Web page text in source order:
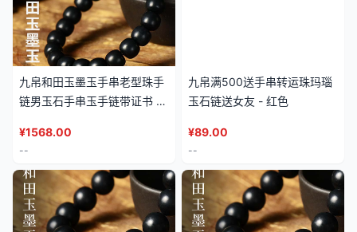
九帛和田玉墨玉手串老型珠手
链男玉石手串玉手链带证书 -
¥1568.00
--
九帛满500送手串转运珠玛瑙
玉石链送女友 - 红色
¥89.00
--